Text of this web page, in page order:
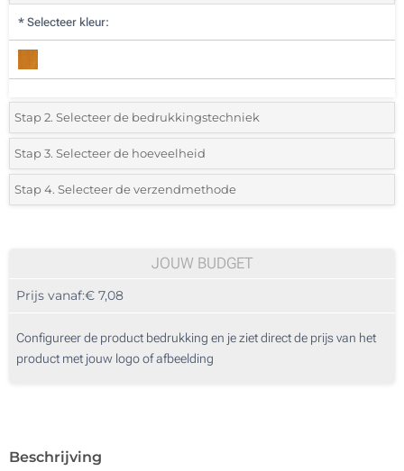
* Selecteer kleur:
Stap 2. Selecteer de bedrukkingstechniek
*Selecteer de bedrukking en kleuren van het logo:
1 Kleur (Voorkant)
Lasergravering (Voorkant)
Stap 3. Selecteer de hoeveelheid
*Selecteer uit de lijst of voeg het gewenste aantal in
10
50
Stap 4. Selecteer de verzendmethode
JOUW BUDGET
Prijs vanaf:€ 7,08
Configureer de product bedrukking en je ziet direct de prijs van het
product met jouw logo of afbeelding
Beschrijving